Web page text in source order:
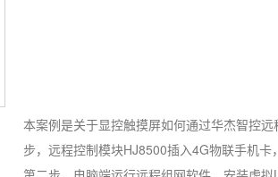
本案例是关于显控触摸屏如何通过华杰智控
步，远程控制模块HJ8500插入4G物联手机卡